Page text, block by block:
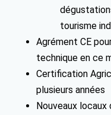
tourisme
Agrément CE
technique en ce
Certification
plusieurs années
Nouveaux locaux